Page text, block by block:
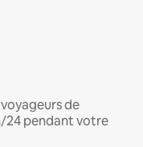
de
24 pendant votre